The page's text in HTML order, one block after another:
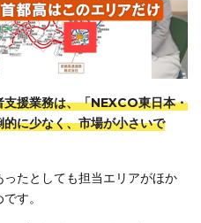
援業務は、「NEXCO東日本・
に少なく、市場が小さいで
たとしても担当エリアがほか
す。